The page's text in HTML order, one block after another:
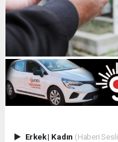
Erkek| Kadın (Haberi